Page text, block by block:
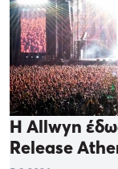
Η Allwyn
Release